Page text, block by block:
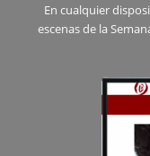
En cualquier
escenas de la